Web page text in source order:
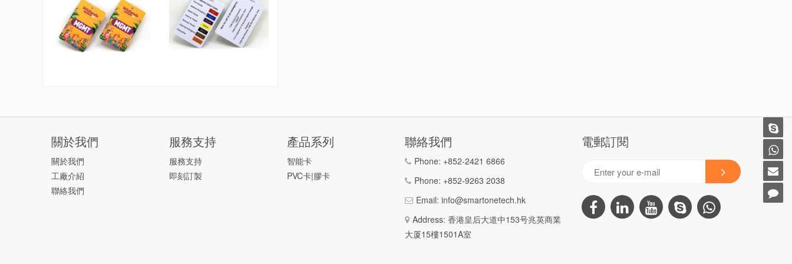
關於我們
關於我們
工廠介紹
聯絡我們
服務支持
服務支持
即刻訂製
產品系列
智能卡
PVC卡|膠卡
聯絡我們
Phone: +852-2421 6866
Phone: +852-9263 2038
Email: info@smartonetech.hk
Address: 香港皇后大道中153号兆英商業
大厦15樓1501A室
電郵訂閱